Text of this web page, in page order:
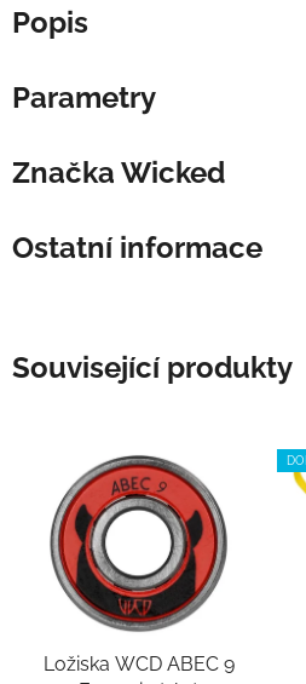
Popis
Parametry
Značka Wicked
Ostatní informace
Související produkty
Ložiska WCD ABEC 9